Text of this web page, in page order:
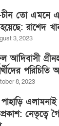
তো এমনে
রাশেদ
3, 2023
আদিবাসী
পরিচিতি
8, 2023
পাহাড়ি
নেতৃত্বে